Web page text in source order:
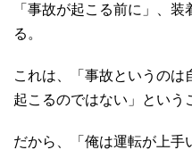
「事故が起こる前に」、
る。
これは、「事故というの
起こるのではない」という
だから、「俺は運転が上手